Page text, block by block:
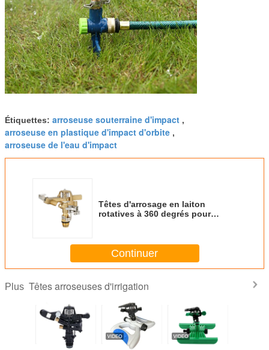
Étiquettes: arroseuse souterraine d'impact ,
arroseuse en plastique d'impact d'orbite ,
arroseuse de l'eau d'impact
Têtes d'arrosage en laiton
rotatives à 360 degrés pour
Continuer
Plus Têtes arroseuses d'irrigation